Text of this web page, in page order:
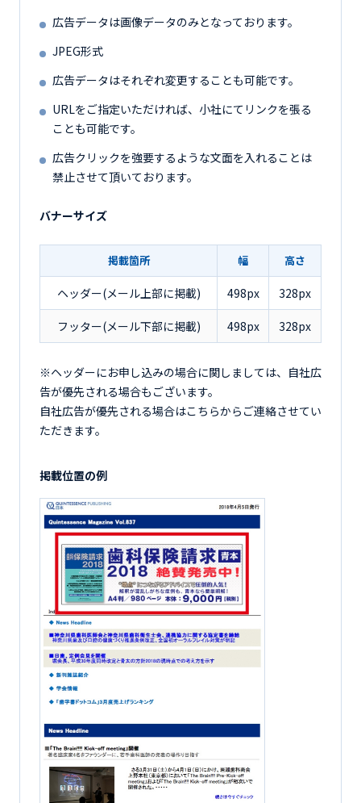
広告データは画像データのみとなっております。
JPEG形式
広告データはそれぞれ変更することも可能です。
URLをご指定いただければ、小社にてリンクを張る
ことも可能です。
広告クリックを強要するような文面を入れることは
禁止させて頂いております。
バナーサイズ
掲載箇所 幅 高さ
ヘッダー(メール上部に掲載) 498px 328px
フッター(メール下部に掲載) 498px 328px
※ヘッダーにお申し込みの場合に関しましては、自社広
告が優先される場合もございます。
自社広告が優先される場合はこちらからご連絡させてい
ただきます。
掲載位置の例